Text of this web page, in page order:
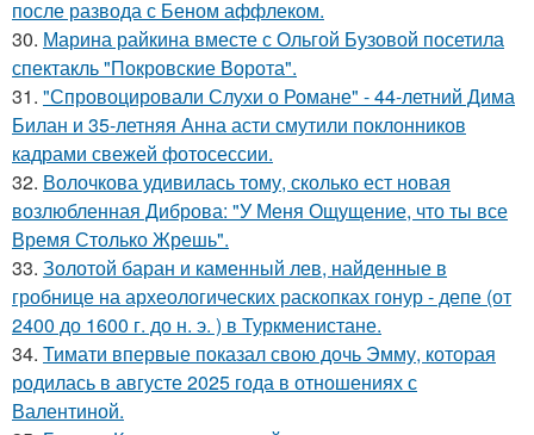
после развода с Беном аффлеком.
30. Марина райкина вместе с Ольгой Бузовой посетила
спектакль "Покровские Ворота".
31. "Спровоцировали Слухи о Романе" - 44-летний Дима
Билан и 35-летняя Анна асти смутили поклонников
кадрами свежей фотосессии.
32. Волочкова удивилась тому, сколько ест новая
возлюбленная Диброва: "У Меня Ощущение, что ты все
Время Столько Жрешь".
33. Золотой баран и каменный лев, найденные в
гробнице на археологических раскопках гонур - депе (от
2400 до 1600 г. до н. э. ) в Туркменистане.
34. Тимати впервые показал свою дочь Эмму, которая
родилась в августе 2025 года в отношениях с
Валентиной.